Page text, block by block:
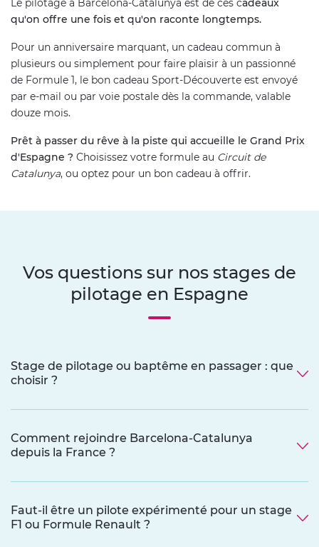
Le pilotage à Barcelona-Catalunya est de ces cadeaux
qu'on offre une fois et qu'on raconte longtemps.
Pour un anniversaire marquant, un cadeau commun à
plusieurs ou simplement pour faire plaisir à un passionné
de Formule 1, le bon cadeau Sport-Découverte est envoyé
par e-mail ou par voie postale dès la commande, valable
douze mois.
Prêt à passer du rêve à la piste qui accueille le Grand Prix
d'Espagne ? Choisissez votre formule au Circuit de
Catalunya, ou optez pour un bon cadeau à offrir.
Vos questions sur nos stages de
pilotage en Espagne
Stage de pilotage ou baptême en passager : que
choisir ?
Comment rejoindre Barcelona-Catalunya
depuis la France ?
Faut-il être un pilote expérimenté pour un stage
F1 ou Formule Renault ?